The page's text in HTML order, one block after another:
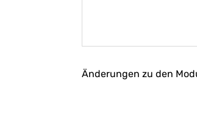
Änderungen zu den